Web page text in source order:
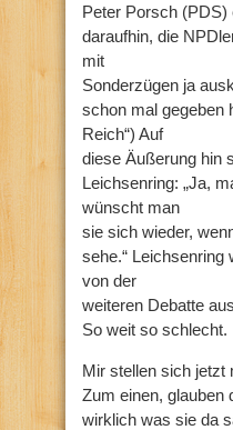
Peter Porsch (PDS)
daraufhin, die
mit
Sonderzügen ja
schon mal gegeben
Reich“) Auf
diese Äußerung hin
Leichsenring: „Ja,
wünscht man
sie sich wieder,
sehe.“ Leichsenring
von der
weiteren Debatte
So weit so schlecht.
Mir stellen sich jetzt
Zum einen, glauben
wirklich was sie da